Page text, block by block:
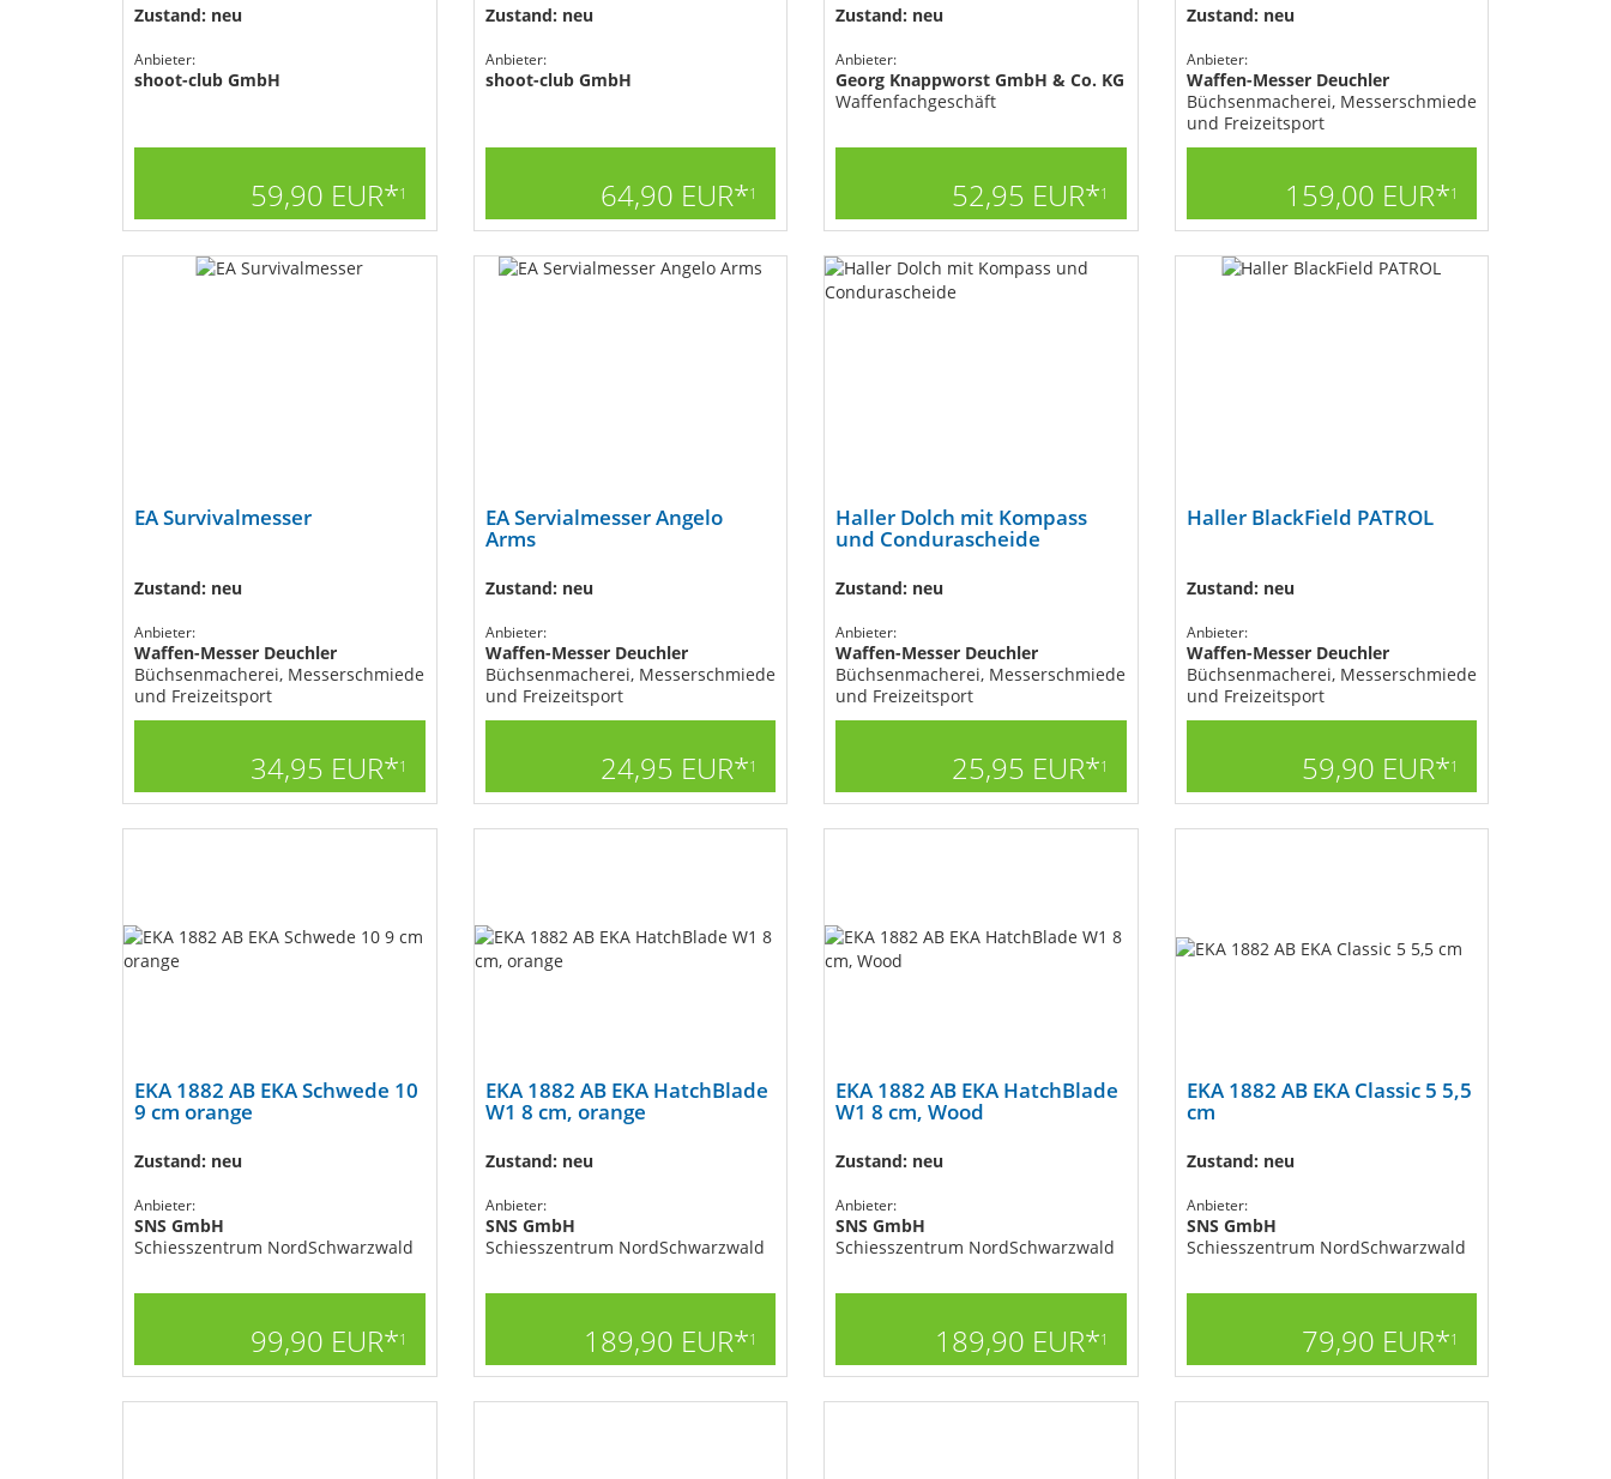
Zustand: neu
Anbieter:
shoot-club GmbH
59,90 EUR*1
Zustand: neu
Anbieter:
shoot-club GmbH
64,90 EUR*1
Zustand: neu
Anbieter:
Georg Knappworst GmbH & Co. KG
Waffenfachgeschäft
52,95 EUR*1
Zustand: neu
Anbieter:
Waffen-Messer Deuchler
Büchsenmacherei, Messerschmiede
und Freizeitsport
159,00 EUR*1
EA Survivalmesser
Zustand: neu
Anbieter:
Waffen-Messer Deuchler
Büchsenmacherei, Messerschmiede
und Freizeitsport
34,95 EUR*1
EA Servialmesser Angelo
Arms
Zustand: neu
Anbieter:
Waffen-Messer Deuchler
Büchsenmacherei, Messerschmiede
und Freizeitsport
24,95 EUR*1
Haller Dolch mit Kompass
und Condurascheide
Zustand: neu
Anbieter:
Waffen-Messer Deuchler
Büchsenmacherei, Messerschmiede
und Freizeitsport
25,95 EUR*1
Haller BlackField PATROL
Zustand: neu
Anbieter:
Waffen-Messer Deuchler
Büchsenmacherei, Messerschmiede
und Freizeitsport
59,90 EUR*1
EKA 1882 AB EKA Schwede 10
9 cm orange
Zustand: neu
Anbieter:
SNS GmbH
Schiesszentrum NordSchwarzwald
99,90 EUR*1
EKA 1882 AB EKA HatchBlade
W1 8 cm, orange
Zustand: neu
Anbieter:
SNS GmbH
Schiesszentrum NordSchwarzwald
189,90 EUR*1
EKA 1882 AB EKA HatchBlade
W1 8 cm, Wood
Zustand: neu
Anbieter:
SNS GmbH
Schiesszentrum NordSchwarzwald
189,90 EUR*1
EKA 1882 AB EKA Classic 5 5,5
cm
Zustand: neu
Anbieter:
SNS GmbH
Schiesszentrum NordSchwarzwald
79,90 EUR*1